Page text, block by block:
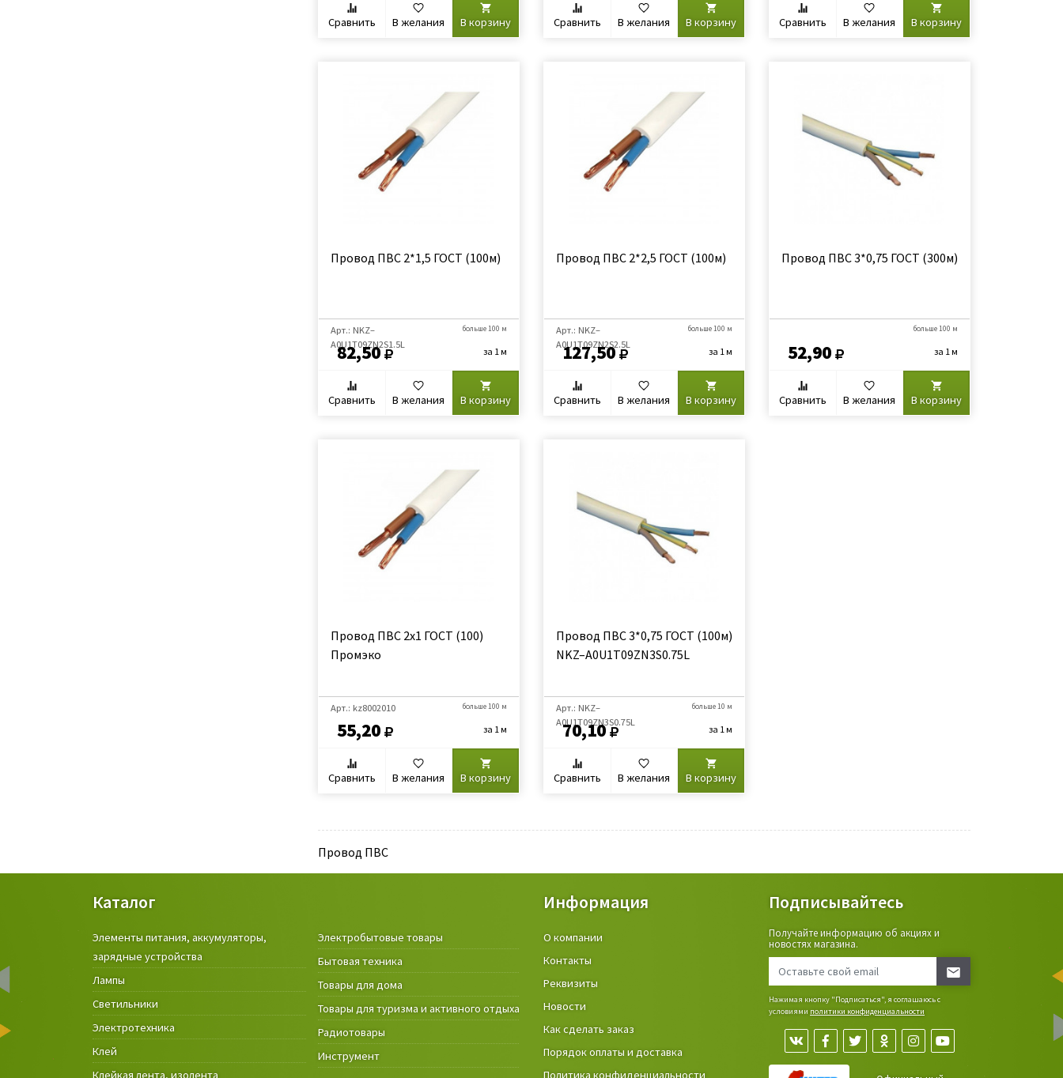
Сравнить В желания В корзину Сравнить В желания В корзину Сравнить В желания В корзину
Провод ПВС 2*1,5 ГОСТ (100м)
Арт.: NKZ–
A0U1Т09ZN2S1.5L
82,50
больше 100 м
за 1 м
Сравнить В желания В корзину
Провод ПВС 2*2,5 ГОСТ (100м)
Арт.: NKZ–
A0U1Т09ZN2S2.5L
127,50
больше 100 м
за 1 м
Сравнить В желания В корзину
Провод ПВС 3*0,75 ГОСТ (300м)
52,90
больше 100 м
за 1 м
Сравнить В желания В корзину
Провод ПВС 2х1 ГОСТ (100)
Промэко
Арт.: kz8002010
55,20
больше 100 м
за 1 м
Сравнить В желания В корзину
Провод ПВС 3*0,75 ГОСТ (100м)
NKZ–A0U1Т09ZN3S0.75L
Арт.: NKZ–
A0U1Т09ZN3S0.75L
70,10
больше 10 м
за 1 м
Сравнить В желания В корзину
Провод ПВС
Каталог
Элементы питания, аккумуляторы,
зарядные устройства
Лампы
Светильники
Электротехника
Клей
Клейкая лента, изолента
Электробытовые товары
Бытовая техника
Товары для дома
Товары для туризма и активного отдыха
Радиотовары
Инструмент
Крепёжные изделия и строительные
материалы
Товары и инструмент для дачи, сада,
Фонари
Информация
О компании
Контакты
Реквизиты
Новости
Как сделать заказ
Порядок оплаты и доставка
Политика конфиденциальности
Подписывайтесь
Получайте информацию об акциях и
новостях магазина.
Нажимая кнопку "Подписаться", я соглашаюсь с
условиями политики конфиденциальности